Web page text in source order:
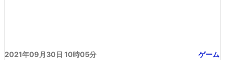
2021年09月30日 10時05分 ゲーム